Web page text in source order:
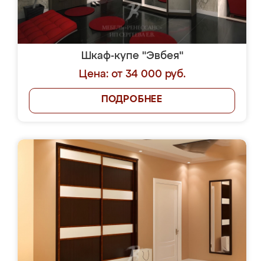
Шкаф-купе "Эвбея"
Цена: от 34 000 руб.
ПОДРОБНЕЕ